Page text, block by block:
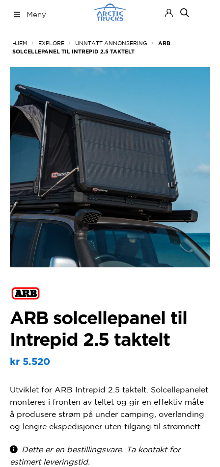
til
til
Meny
HJEM EXPLORE UNNTATT ANNONSERING
ARB
SOLCELLEPANEL TIL INTREPID 2.5 TAKTELT
ARB solcellepanel til
Intrepid 2.5 taktelt
kr5.520
Utviklet for ARB Intrepid 2.5 taktelt. Solcellepanelet
monteres i fronten av teltet og gir en effektiv måte
å produsere strøm på under camping, overlanding
og lengre ekspedisjoner uten tilgang til strømnett.
Dette er en bestillingsvare. Ta kontakt for
estimert leveringstid.